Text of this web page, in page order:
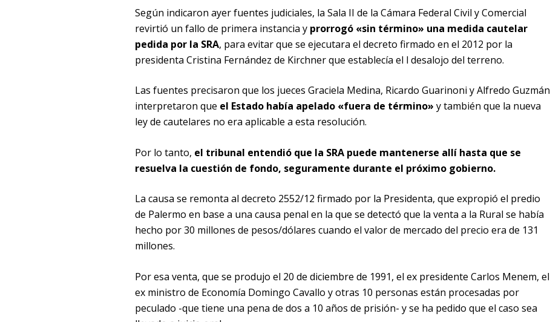
Según indicaron ayer fuentes judiciales, la Sala II de la Cámara Federal Civil y Comercial
revirtió un fallo de primera instancia y prorrogó «sin término» una medida cautelar
pedida por la SRA, para evitar que se ejecutara el decreto firmado en el 2012 por la
presidenta Cristina Fernández de Kirchner que establecía el l desalojo del terreno.
Las fuentes precisaron que los jueces Graciela Medina, Ricardo Guarinoni y Alfredo Guzmán
interpretaron que el Estado había apelado «fuera de término» y también que la nueva
ley de cautelares no era aplicable a esta resolución.
Por lo tanto, el tribunal entendió que la SRA puede mantenerse allí hasta que se
resuelva la cuestión de fondo, seguramente durante el próximo gobierno.
La causa se remonta al decreto 2552/12 firmado por la Presidenta, que expropió el predio
de Palermo en base a una causa penal en la que se detectó que la venta a la Rural se había
hecho por 30 millones de pesos/dólares cuando el valor de mercado del precio era de 131
millones.
Por esa venta, que se produjo el 20 de diciembre de 1991, el ex presidente Carlos Menem, el
ex ministro de Economía Domingo Cavallo y otras 10 personas están procesadas por
peculado -que tiene una pena de dos a 10 años de prisión- y se ha pedido que el caso sea